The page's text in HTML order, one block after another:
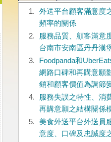
1.
外送平台顧客滿意度
頻率的關係
2.
服務品質、顧客滿意
台南市安南區丹丹漢
3.
Foodpanda和
網路口碑和再購意願
銷和顧客價值為調節
4.
服務失誤之特性、消
再購意願之結構關係
5.
美食外送平台外送員
意度、口碑及忠誠度